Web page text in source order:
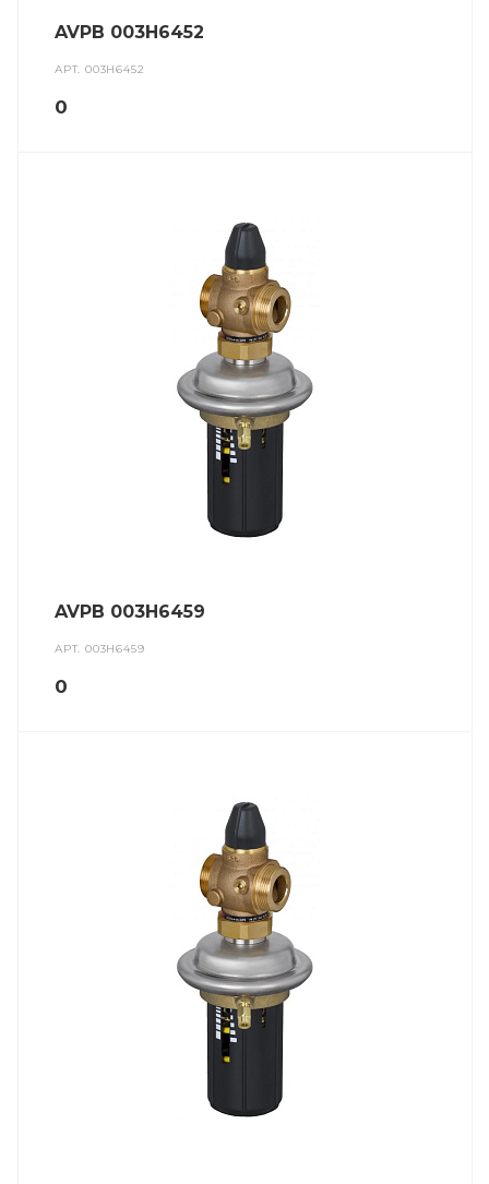
AVPB 003H6452
АРТ.003H6452
0
AVPB 003H6459
АРТ.003H6459
0